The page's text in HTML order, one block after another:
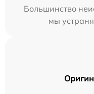
Большинство
мы